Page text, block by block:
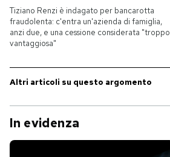
CALENDARIO
AREA PERSONALE
Tiziano Renzi è indagato per bancarotta
fraudolenta: c'entra un'azienda di famiglia,
anzi due, e una cessione considerata "troppo
vantaggiosa"
Altri articoli su questo argomento
In evidenza